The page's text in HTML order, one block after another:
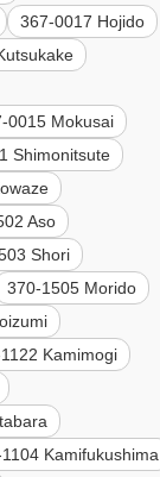
367-0017 Hojido
0015 Mokusai
Shimonitsute
Aso
Shori
370-1505 Morido
Kamimogi
Kamifukushima